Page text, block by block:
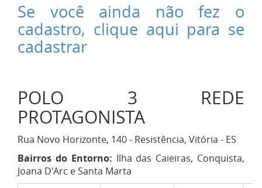
Se você ainda não fez o
cadastro, clique aqui para se
cadastrar
POLO 3 REDE
PROTAGONISTA
Rua Novo Horizonte, 140 - Resistência, Vitória - ES
Bairros do Entorno: Ilha das Caieiras, Conquista,
Joana D'Arc e Santa Marta